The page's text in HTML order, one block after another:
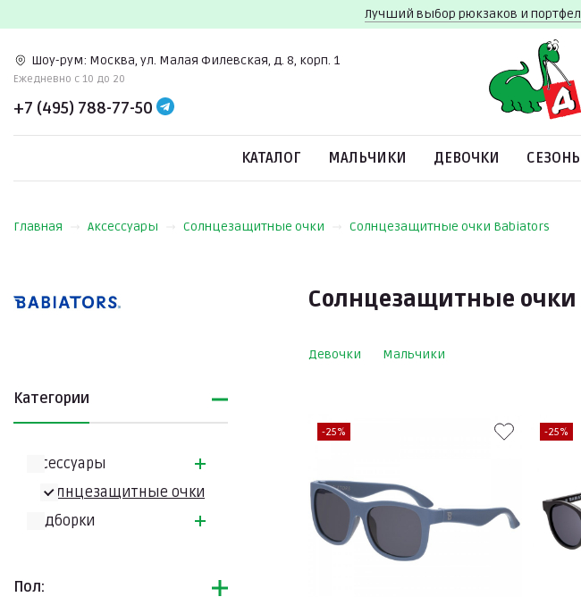
Лучший выбор рюкзаков и
Шоу-рум: Москва, ул. Малая Филевская, д. 8, корп. 1
Ежедневно c 10 до 20
+7 (495) 788-77-50
КАТАЛОГ МАЛЬЧИКИ ДЕВОЧКИ
Главная Аксессуары Солнцезащитные очки Солнцезащитные очки Babiators
Категории
Аксессуары
Солнцезащитные очки
Подборки
Пол:
Солнцезащитные очки
Девочки Мальчики
-25% -25%